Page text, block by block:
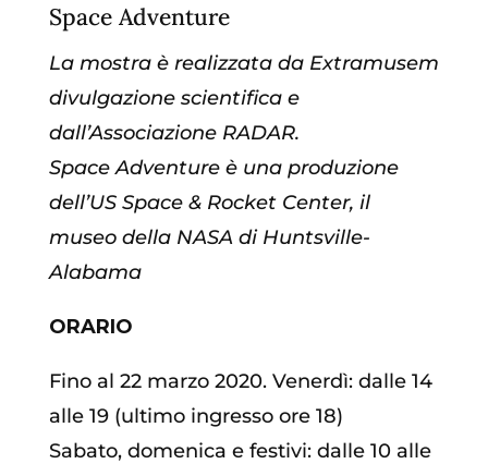
Space Adventure
La mostra è realizzata da Extramusem
divulgazione scientifica e
dall’Associazione RADAR.
Space Adventure è una produzione
dell’US Space & Rocket Center, il
museo della NASA di Huntsville-
Alabama
ORARIO
Fino al 22 marzo 2020. Venerdì: dalle 14
alle 19 (ultimo ingresso ore 18)
Sabato, domenica e festivi: dalle 10 alle